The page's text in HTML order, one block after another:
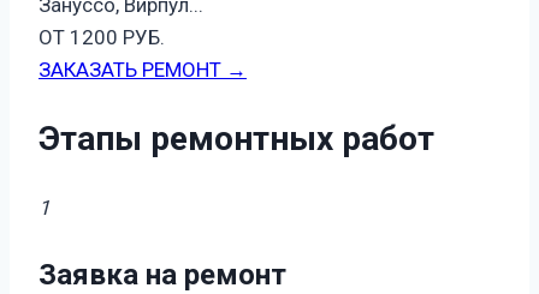
ОТ 1200 РУБ.
ЗАКАЗАТЬ РЕМОНТ →
Этапы ремонтных работ
1
Заявка на ремонт